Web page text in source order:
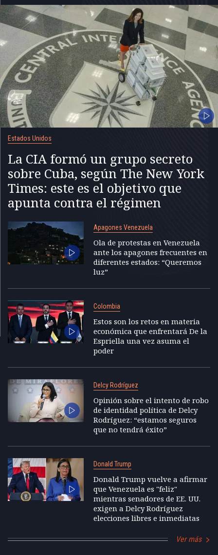
Estados Unidos
La CIA formó un grupo secreto
sobre Cuba, según The New York
Times: este es el objetivo que
apunta contra el régimen
Apagones Venezuela
Ola de protestas en Venezuela
ante los apagones frecuentes en
diferentes estados: “Queremos
luz”
Colombia
Estos son los retos en materia
económica que enfrentará De la
Espriella una vez asuma el
poder
Delcy Rodríguez
Opinión sobre el intento de robo
de identidad política de Delcy
Rodríguez: “estamos seguros
que no tendrá éxito”
Donald Trump
Donald Trump vuelve a afirmar
que Venezuela es "feliz"
mientras senadores de EE. UU.
exigen a Delcy Rodríguez
elecciones libres e inmediatas
Ver más